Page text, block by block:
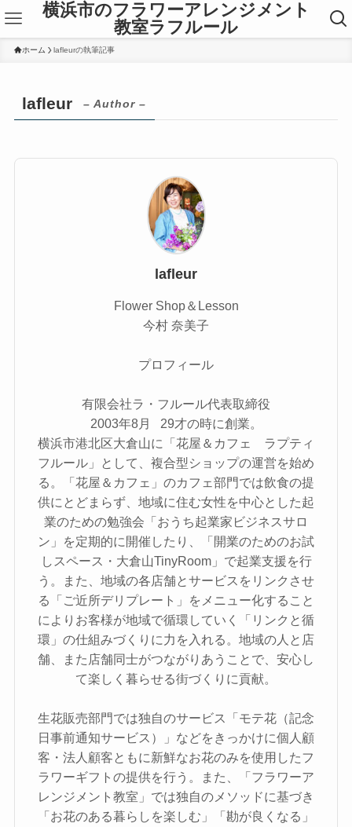
横浜市のフラワーアレンジメント
教室ラフルール
ホーム lafleurの執筆記事
lafleur – Author –
lafleur
Flower Shop＆Lesson
今村 奈美子
プロフィール
有限会社ラ・フルール代表取締役
2003年8月 29才の時に創業。
横浜市港北区大倉山に「花屋＆カフェ ラプティ
フルール」として、複合型ショップの運営を始め
る。「花屋＆カフェ」のカフェ部門では飲食の提
供にとどまらず、地域に住む女性を中心とした起
業のための勉強会「おうち起業家ビジネスサロ
ン」を定期的に開催したり、「開業のためのお試
しスペース・大倉山TinyRoom」で起業支援を行
う。また、地域の各店舗とサービスをリンクさせ
る「ご近所デリプレート」をメニュー化すること
によりお客様が地域で循環していく「リンクと循
環」の仕組みづくりに力を入れる。地域の人と店
舗、また店舗同士がつながりあうことで、安心し
て楽しく暮らせる街づくりに貢献。
生花販売部門では独自のサービス「モテ花（記念
日事前通知サービス）」などをきっかけに個人顧
客・法人顧客ともに新鮮なお花のみを使用したフ
ラワーギフトの提供を行う。また、「フラワーア
レンジメント教室」では独自のメソッドに基づき
「お花のある暮らしを楽しむ」「勘が良くなる」